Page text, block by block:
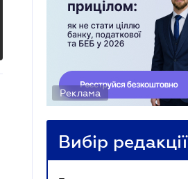
Реклама
Вибір редакції